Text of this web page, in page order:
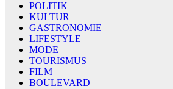
POLITIK
KULTUR
GASTRONOMIE
LIFESTYLE
MODE
TOURISMUS
FILM
BOULEVARD